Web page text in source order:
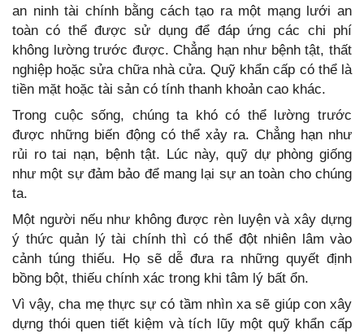
an ninh tài chính bằng cách tạo ra một mạng lưới an
toàn có thể được sử dụng để đáp ứng các chi phí
không lường trước được. Chẳng hạn như bệnh tật, thất
nghiệp hoặc sửa chữa nhà cửa. Quỹ khẩn cấp có thể là
tiền mặt hoặc tài sản có tính thanh khoản cao khác.
Trong cuộc sống, chúng ta khó có thể lường trước
được những biến động có thể xảy ra. Chẳng hạn như
rủi ro tai nạn, bệnh tật. Lúc này, quỹ dự phòng giống
như một sự đảm bảo để mang lại sự an toàn cho chúng
ta.
Một người nếu như không được rèn luyện và xây dựng
ý thức quản lý tài chính thì có thể đột nhiên lâm vào
cảnh túng thiếu. Họ sẽ dễ đưa ra những quyết định
bồng bột, thiếu chính xác trong khi tâm lý bất ổn.
Vì vậy, cha mẹ thực sự có tầm nhìn xa sẽ giúp con xây
dựng thói quen tiết kiệm và tích lũy một quỹ khẩn cấp